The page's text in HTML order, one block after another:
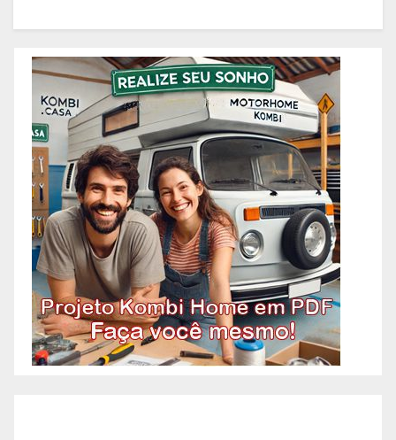
experiência desde 1978 e são
conhecidos por seus serviços de
qualidade em BH. Você pode
contatá-los pelos telefones 31
3473-2000, 3357-1961 ou
98687-2000 se você está
pensando em reformar ou pintar
a fachada da sua empresa,
condomínio ou